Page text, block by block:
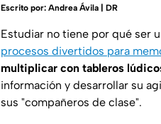
Escrito por: Andrea Ávila | DR
Estudiar no tiene por qué ser
procesos divertidos para
multiplicar con tableros
información y desarrollar su
sus "compañeros de clase".